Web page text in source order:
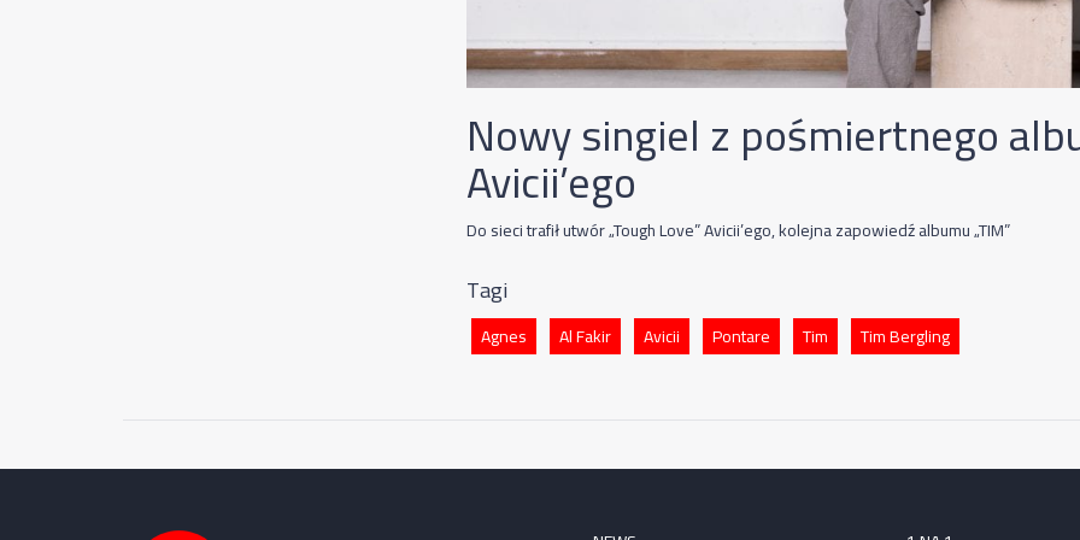
Nowy singiel z pośmiertnego
Avicii’ego
Do sieci trafił utwór „Tough Love” Avicii’ego, kolejna zapowiedź albumu „TIM”
Tagi
Agnes Al Fakir Avicii Pontare Tim Tim Bergling